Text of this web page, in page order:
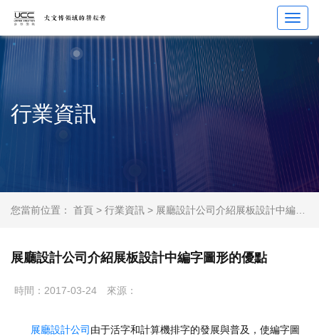
行業資訊
您當前位置： 首頁 > 行業資訊 > 展廳設計公司介紹展板設計中編字圖形的優點
展廳設計公司介紹展板設計中編字圖形的優點
時間：2017-03-24 來源：
展廳設計公司 由于活字和計算機排字的發展與普及，使編字圖